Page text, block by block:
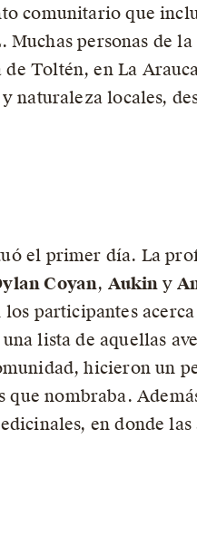
comunitario que
personas de la
de Toltén, en La
naturaleza locales,
el primer día. La
Coyan, Aukin y
participantes acerca
lista de aquellas
hicieron un
que nombraba.
en donde las